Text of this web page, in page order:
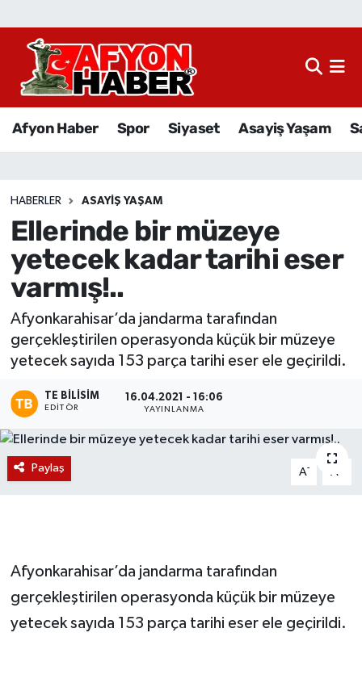
Afyon Haber Spor Siyaset Asayiş Yaşam
HABERLER ASAYIŞ YAŞAM
Ellerinde bir müzeye
yetecek kadar tarihi eser
varmış!..
Afyonkarahisar’da jandarma tarafından
gerçekleştirilen operasyonda küçük bir müzeye
yetecek sayıda 153 parça tarihi eser ele geçirildi.
TE BILISIM
EDITÖR
16.04.2021 - 16:06
YAYINLANMA
Paylaş A- A
Afyonkarahisar’da jandarma tarafından
gerçekleştirilen operasyonda küçük bir müzeye
yetecek sayıda 153 parça tarihi eser ele geçirildi.
Afyon Haber
Sağlık
Eğitim
Sivil Toplum
Ekonomi
Magazin
Etkinlikler